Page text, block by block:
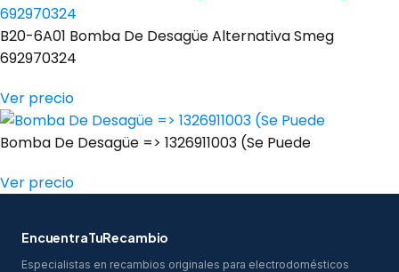
B20-6A01 Bomba De Desagüe Alternativa Smeg
692970324
Ver precio
Bomba De Desagüe => 1326911003 (Se Puede
Ver precio
EncuentraTuRecambio
Especialistas en recambios originales para electrodomésticos